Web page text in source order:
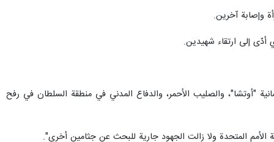
وإصابة آخرين.
إلى ارتقاء شهيدين.
"أوتشا"، والصليب الأحمر، والدفاع المدني في منطقة السلطان في رفح